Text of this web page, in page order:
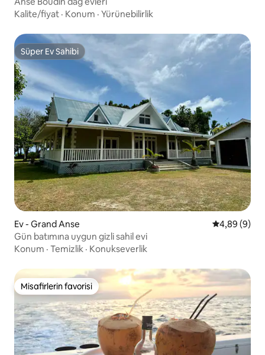
Kalite/fiyat · Konum · Yürünebilirlik
Süper Ev Sahibi
Süper Ev Sahibi
Ev - Grand Anse 5 üzerinden
4,89 (9)
Gün batımına uygun gizli sahil evi
Konum · Temizlik · Konukseverlik
Misafirlerin favorisi
Misafirlerin favorisi